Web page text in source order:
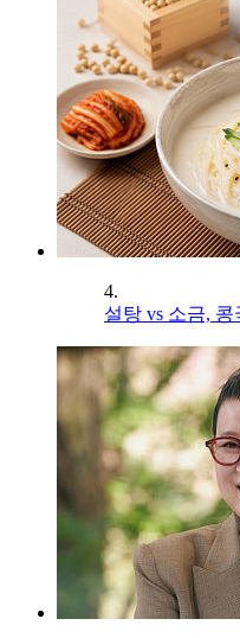
4.
설탕 vs 소금,